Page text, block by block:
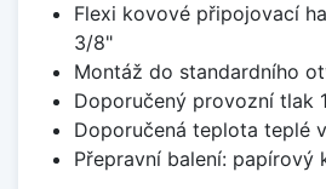
Flexi kovové připojovací
3/8"
Montáž do standardního
Doporučený provozní tlak
Doporučená teplota teplé
Přepravní balení: papírový